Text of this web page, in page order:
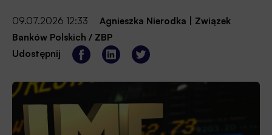
09.07.2026 12:33 Agnieszka Nierodka
Związek
Banków Polskich / ZBP
Udostępnij